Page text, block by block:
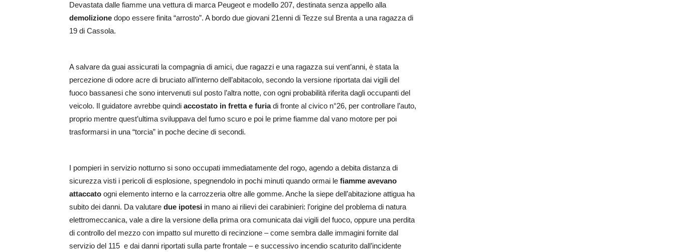
Devastata dalle fiamme una vettura di marca Peugeot e modello 207, destinata senza appello alla
demolizione dopo essere finita “arrosto”. A bordo due giovani 21enni di Tezze sul Brenta a una ragazza di
19 di Cassola.
A salvare da guai assicurati la compagnia di amici, due ragazzi e una ragazza sui vent’anni, è stata la
percezione di odore acre di bruciato all’interno dell’abitacolo, secondo la versione riportata dai vigili del
fuoco bassanesi che sono intervenuti sul posto l’altra notte, con ogni probabilità riferita dagli occupanti del
veicolo. Il guidatore avrebbe quindi accostato in fretta e furiadi fronte al civico n°26, per controllare l’auto,
proprio mentre quest’ultima sviluppava del fumo scuro e poi le prime fiamme dal vano motore per poi
trasformarsi in una “torcia” in poche decine di secondi.
I pompieri in servizio notturno si sono occupati immediatamente del rogo, agendo a debita distanza di
sicurezza visti i pericoli di esplosione, spegnendolo in pochi minuti quando ormai le fiamme avevano
attaccato ogni elemento interno e la carrozzeria oltre alle gomme. Anche la siepe dell’abitazione attigua ha
subito dei danni. Da valutare due ipotesi in mano ai rilievi dei carabinieri: l’origine del problema di natura
elettromeccanica, vale a dire la versione della prima ora comunicata dai vigili del fuoco, oppure una perdita
di controllo del mezzo con impatto sul muretto di recinzione – come sembra dalle immagini fornite dal
servizio del 115 e dai danni riportati sulla parte frontale – e successivo incendio scaturito dall’incidente